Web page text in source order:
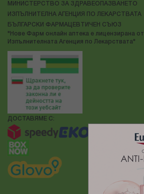
МИНИСТЕРСТВО ЗА ЗДРАВЕОПАЗВАНЕТО
ИЗПЪЛНИТЕЛНА АГЕНЦИЯ ПО ЛЕКАРСТВАТА
БЪЛГАРСКИ ФАРМАЦЕВТИЧЕН СЪЮЗ
"Нове Фарм онлайн аптека е лицензирана от
Изпълнителната Агенция по Лекарствата"
ДОСТАВЯМЕ С: